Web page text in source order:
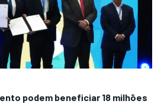
podem beneficiar 18 milhões